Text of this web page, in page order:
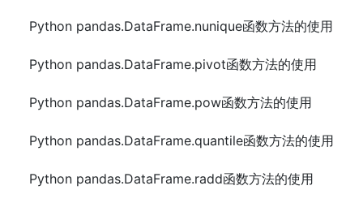
Python pandas.DataFrame.nunique函数方法的使用
Python pandas.DataFrame.pivot函数方法的使用
Python pandas.DataFrame.pow函数方法的使用
Python pandas.DataFrame.quantile函数方法的使用
Python pandas.DataFrame.radd函数方法的使用